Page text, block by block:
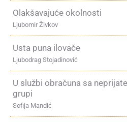
Olakšavajuće okolnosti
Ljubomir Živkov
Usta puna ilovače
Ljubodrag Stojadinović
U službi obračuna sa
grupi
Sofija Mandić